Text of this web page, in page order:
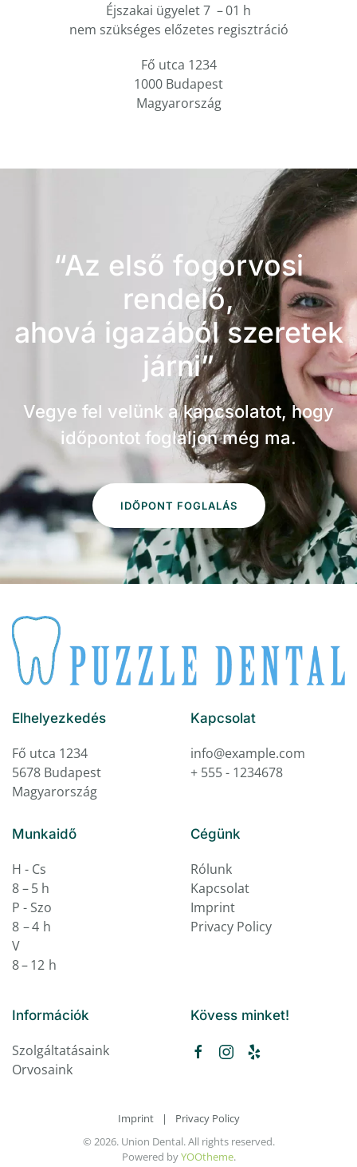
Éjszakai ügyelet 7 – 01 h
nem szükséges előzetes regisztráció
Fő utca 1234
1000 Budapest
Magyarország
“Az első fogorvosi
rendelő,
ahová igazából szeretek
járni”
Vegye fel velünk a kapcsolatot, hogy
időpontot foglaljon még ma.
IDŐPONT FOGLALÁS
Elhelyezkedés
Fő utca 1234
5678 Budapest
Magyarország
Kapcsolat
info@example.com
+ 555 - 1234678
Munkaidő
H - Cs
8 – 5 h
P - Szo
8 – 4 h
V
8 – 12 h
Cégünk
Rólunk
Kapcsolat
Imprint
Privacy Policy
Információk
Szolgáltatásaink
Orvosaink
Kövess minket!
Imprint |
Privacy Policy
© 2026.Union Dental. All rights reserved.
Powered byYOOtheme.